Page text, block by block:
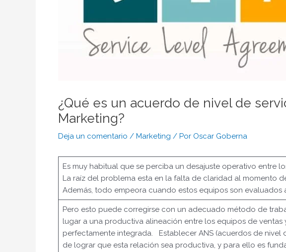
¿Qué es un acuerdo de nivel de
Marketing?
Deja un comentario / Marketing / Por Oscar Goberna
Es muy habitual que se perciba un desajuste operativo entre
La raíz del problema esta en la falta de claridad al momento
Además, todo empeora cuando estos equipos son evaluados
Pero esto puede corregirse con un adecuado método de
lugar a una productiva alineación entre los equipos de
perfectamente integrada. Establecer ANS (acuerdos de nivel
de lograr que esta relación sea productiva, y para ello es